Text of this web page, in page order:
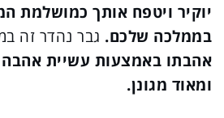
יוקיר ויטפח אותך כמושלמת
בממלכה שלכם. גבר נהדר זה
אהבתו באמצעות עשיית אהבה
ומאוד מגונן.